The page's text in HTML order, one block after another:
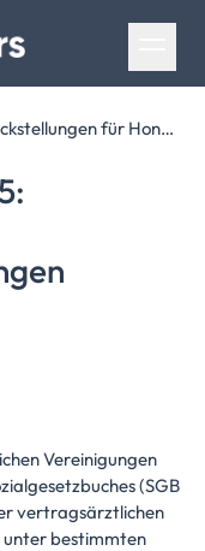
Jahresabschluss 2025: Rückstellungen für Honorarrückforderungen
Vereinigungen
(SGB
vertragsärztlichen
unter bestimmten